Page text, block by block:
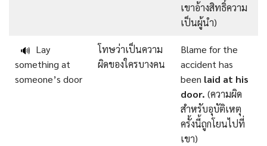
เขาอ้างสิทธิ์ความ
เป็นผู้นำ)
🔊 Lay
something at
someone’s door
โทษว่าเป็นความ
ผิดของใครบางคน
Blame for the
accident has
been laid at his
door. (ความผิด
สำหรับอุบัติเหตุ
ครั้งนี้ถูกโยนไปที่
เขา)